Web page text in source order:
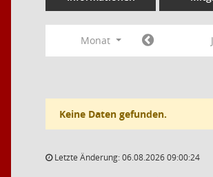
Monat
Keine Daten gefunden.
Letzte Änderung: 06.08.2026 09:00:24